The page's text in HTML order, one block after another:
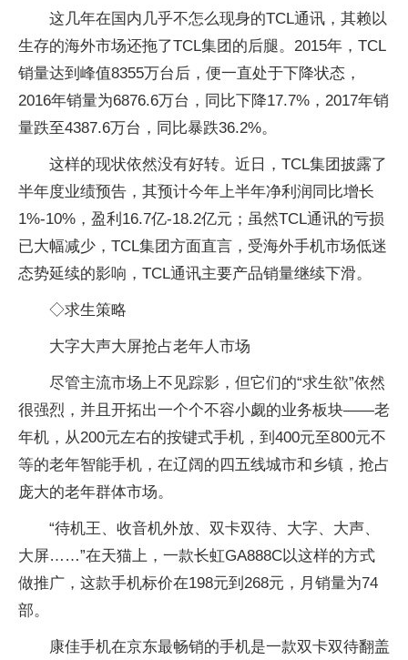
这几年在国内几乎不怎么现身的TCL通讯，其赖以
生存的海外市场还拖了TCL集团的后腿。2015年，TCL
销量达到峰值8355万台后，便一直处于下降状态，
2016年销量为6876.6万台，同比下降17.7%，2017年销
量跌至4387.6万台，同比暴跌36.2%。
这样的现状依然没有好转。近日，TCL集团披露了
半年度业绩预告，其预计今年上半年净利润同比增长
1%-10%，盈利16.7亿-18.2亿元；虽然TCL通讯的亏损
已大幅减少，TCL集团方面直言，受海外手机市场低迷
态势延续的影响，TCL通讯主要产品销量继续下滑。
◇求生策略
大字大声大屏抢占老年人市场
尽管主流市场上不见踪影，但它们的“求生欲”依然
很强烈，并且开拓出一个个不容小觑的业务板块——老
年机，从200元左右的按键式手机，到400元至800元不
等的老年智能手机，在辽阔的四五线城市和乡镇，抢占
庞大的老年群体市场。
“待机王、收音机外放、双卡双待、大字、大声、
大屏……”在天猫上，一款长虹GA888C以这样的方式
做推广，这款手机标价在198元到268元，月销量为74
部。
康佳手机在京东最畅销的手机是一款双卡双待翻盖